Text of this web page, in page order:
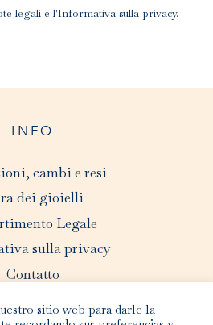
legalie l'Informativa sulla privacy.
INFO
cambi e resi
dei gioielli
Legale
sulla privacy
Contatto
sitio web para darle la